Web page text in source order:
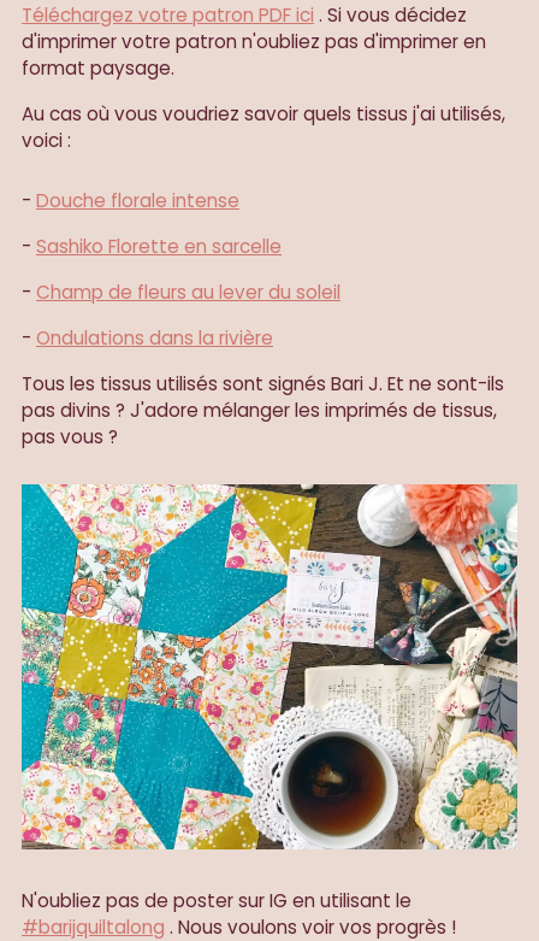
Téléchargez votre patron PDF ici . Si vous décidez
d'imprimer votre patron n'oubliez pas d'imprimer en
format paysage.
Au cas où vous voudriez savoir quels tissus j'ai utilisés,
voici :
- Douche florale intense
- Sashiko Florette en sarcelle
- Champ de fleurs au lever du soleil
- Ondulations dans la rivière
Tous les tissus utilisés sont signés Bari J. Et ne sont-ils
pas divins ? J'adore mélanger les imprimés de tissus,
pas vous ?
N'oubliez pas de poster sur IG en utilisant le
#barijquiltalong . Nous voulons voir vos progrès !